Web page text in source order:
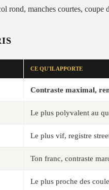
rond, manches courtes, coupe
CE QU'IL APPORTE
Contraste maximal,
Le plus polyvalent au
Le plus vif, registre
Ton franc, contraste
Le plus proche des